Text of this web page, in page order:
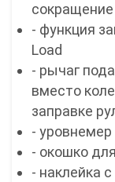
- функция
Load
- рычаг
вместо
заправке
-
- окошко
- наклейка